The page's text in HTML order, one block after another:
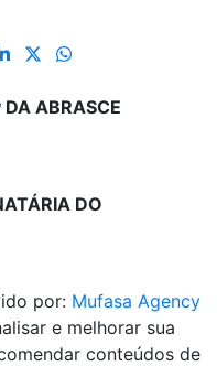
DA ABRASCE
DO
por: Mufasa Agency
e melhorar sua
conteúdos de